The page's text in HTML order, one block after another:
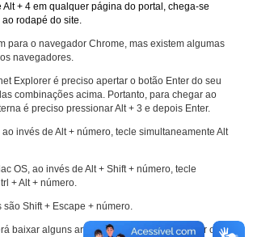
Alt + 4 em qualquer página do portal, chega-se
rodapé do site.
para o navegador Chrome, mas existem algumas
navegadores.
Explorer é preciso apertar o botão Enter do seu
combinações acima. Portanto, para chegar ao
é preciso pressionar Alt + 3 e depois Enter.
ao invés de Alt + número, tecle simultaneamente Alt
OS, ao invés de Alt + Shift + número, tecle
+ Alt + número.
são Shift + Escape + número.
baixar alguns arquivos que explicam melhor o